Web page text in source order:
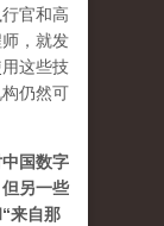
官和高
，就发
这些技
仍然可
国数字
另一些
来自那